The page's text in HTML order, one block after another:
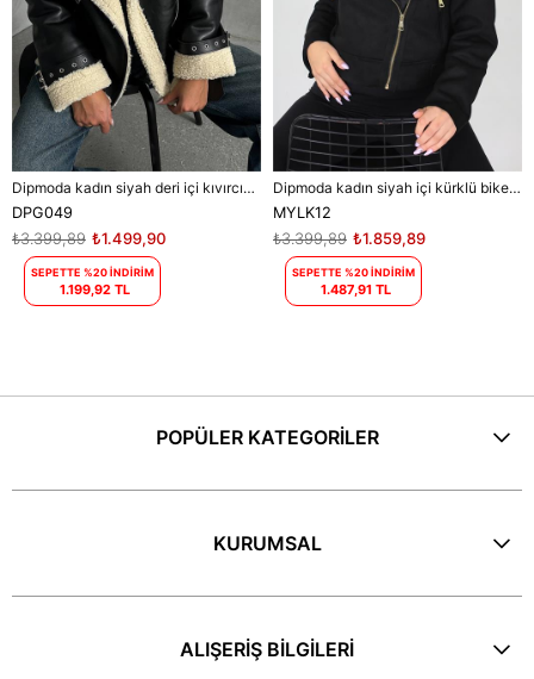
Dipmoda kadın siyah deri içi kıvırcık biker ceket DPG049
DPG049
₺1.499,90
₺3.399,89
SEPETTE %20 İNDİRİM
1.199,92 TL
Dipmoda kadın siyah içi kürklü biker süet ceket DPMYLK12
MYLK12
₺1.859,89
₺3.399,89
SEPETTE %20 İNDİRİM
1.487,91 TL
POPÜLER KATEGORİLER
KURUMSAL
ALIŞERİŞ BİLGİLERİ